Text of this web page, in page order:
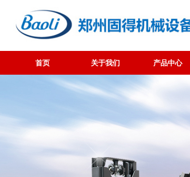
首页 关于我们 产品中心